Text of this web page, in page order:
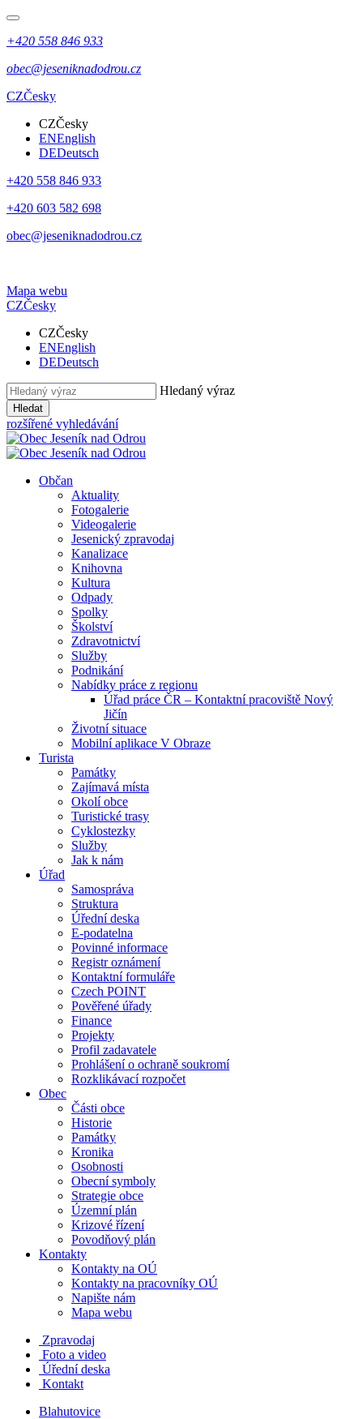
+420 558 846 933
obec@jeseniknadodrou.cz
CZČesky
CZČesky
ENEnglish
DEDeutsch
+420 558 846 933
+420 603 582 698
obec@jeseniknadodrou.cz
Mapa webu
CZČesky
CZČesky
ENEnglish
DEDeutsch
Hledaný výraz
Hledat
rozšířené vyhledávání
Občan
Aktuality
Fotogalerie
Videogalerie
Jesenický zpravodaj
Kanalizace
Knihovna
Kultura
Odpady
Spolky
Školství
Zdravotnictví
Služby
Podnikání
Nabídky práce z regionu
Úřad práce ČR – Kontaktní pracoviště Nový
Jičín
Životní situace
Mobilní aplikace V Obraze
Turista
Památky
Zajímavá místa
Okolí obce
Turistické trasy
Cyklostezky
Služby
Jak k nám
Úřad
Samospráva
Struktura
Úřední deska
E-podatelna
Povinné informace
Registr oznámení
Kontaktní formuláře
Czech POINT
Pověřené úřady
Finance
Projekty
Profil zadavatele
Prohlášení o ochraně soukromí
Rozklikávací rozpočet
Obec
Části obce
Historie
Památky
Kronika
Osobnosti
Obecní symboly
Strategie obce
Územní plán
Krizové řízení
Povodňový plán
Kontakty
Kontakty na OÚ
Kontakty na pracovníky OÚ
Napište nám
Mapa webu
Zpravodaj
Foto a video
Úřední deska
Kontakt
Blahutovice